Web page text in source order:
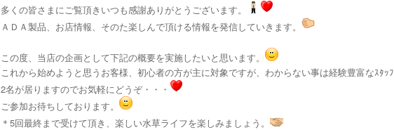
多くの皆さまにご覧頂きいつも感謝ありがとうございます。
ＡＤＡ製品、お店情報、そのた楽しんで頂ける情報を発信していきます。
この度、当店の企画として下記の概要を実施したいと思います。
これから始めようと思うお客様、初心者の方が主に対象ですが、わからない事は経験豊富なｽﾀｯﾌ
2名が居りますのでお気軽にどうぞ・・・
ご参加お待ちしております。
＊5回最終まで受けて頂き、楽しい水草ライフを楽しみましょう。